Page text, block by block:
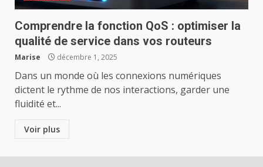
Comprendre la fonction QoS : optimiser la
qualité de service dans vos routeurs
Marise décembre 1, 2025
Dans un monde où les connexions numériques
dictent le rythme de nos interactions, garder une
fluidité et...
Voir plus